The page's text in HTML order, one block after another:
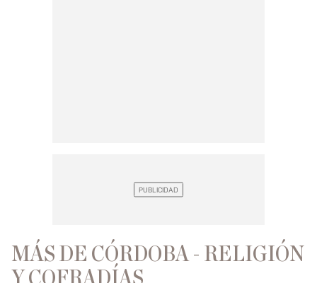
MÁS DE CÓRDOBA - RELIGIÓN
Y COFRADÍAS